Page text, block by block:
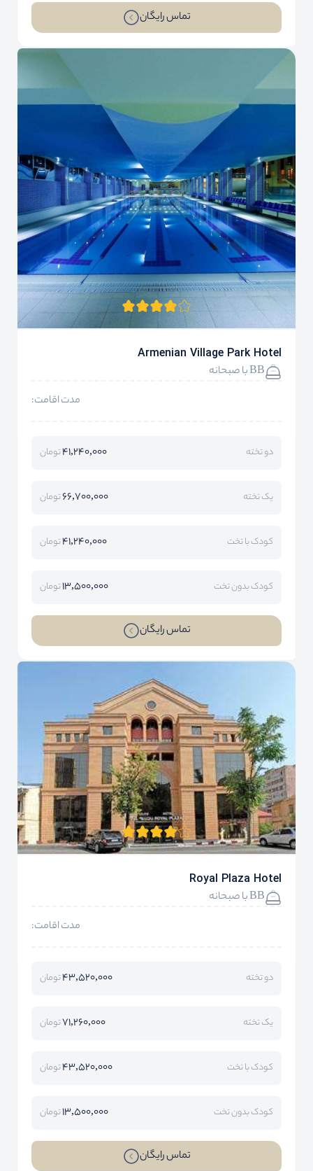
تماس رایگان
Armenian Village Park Hotel
BB با صبحانه
مدت اقامت:
دو تخته 41,240,000تومان
یک تخته 66,700,000تومان
کودک با تخت 41,240,000تومان
کودک بدون تخت 13,500,000تومان
تماس رایگان
Royal Plaza Hotel
BB با صبحانه
مدت اقامت:
دو تخته 43,520,000تومان
یک تخته 71,260,000تومان
کودک با تخت 43,520,000تومان
کودک بدون تخت 13,500,000تومان
تماس رایگان